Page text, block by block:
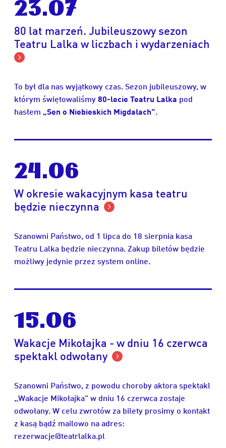
23.07
80 lat marzeń. Jubileuszowy sezon
Teatru Lalka w liczbach i wydarzeniach
To był dla nas wyjątkowy czas. Sezon jubileuszowy, w
którym świętowaliśmy 80-lecie Teatru Lalka pod
hasłem „Sen o Niebieskich Migdałach”.
24.06
W okresie wakacyjnym kasa teatru
będzie nieczynna
Szanowni Państwo, od 1 lipca do 18 sierpnia kasa
Teatru Lalka będzie nieczynna. Zakup biletów będzie
możliwy jedynie przez system online.
15.06
Wakacje Mikołajka - w dniu 16 czerwca
spektakl odwołany
Szanowni Państwo, z powodu choroby aktora spektakl
,,Wakacje Mikołajka" w dniu 16 czerwca zostaje
odwołany. W celu zwrotów za bilety prosimy o kontakt
z kasą bądź mailowo na adres:
rezerwacje@teatrlalka.pl